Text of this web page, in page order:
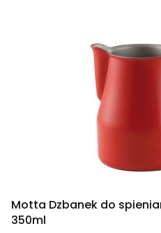
Motta Dzbanek do
350ml